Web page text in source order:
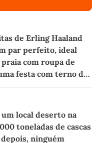
de Erling Haaland
par perfeito, ideal
com roupa de
festa com terno de
local deserto na
toneladas de cascas
ninguém